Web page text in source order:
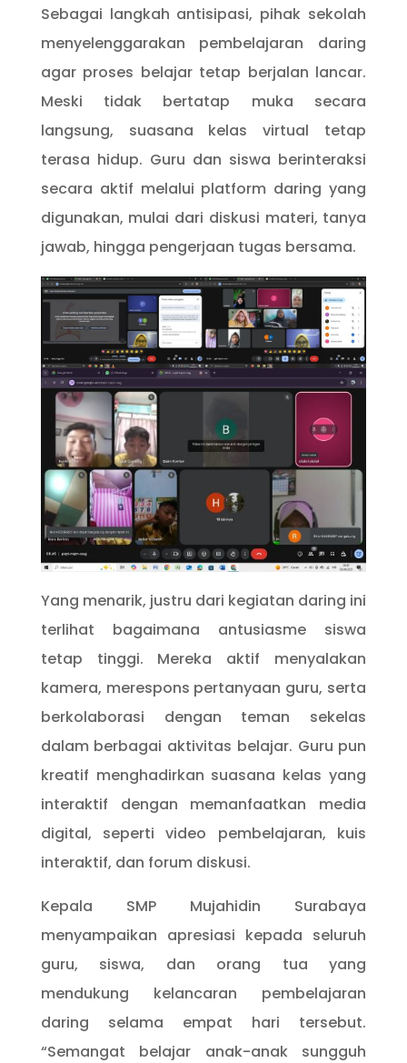
Sebagai langkah antisipasi, pihak sekolah
menyelenggarakan pembelajaran daring
agar proses belajar tetap berjalan lancar.
Meski tidak bertatap muka secara
langsung, suasana kelas virtual tetap
terasa hidup. Guru dan siswa berinteraksi
secara aktif melalui platform daring yang
digunakan, mulai dari diskusi materi, tanya
jawab, hingga pengerjaan tugas bersama.
Yang menarik, justru dari kegiatan daring ini
terlihat bagaimana antusiasme siswa
tetap tinggi. Mereka aktif menyalakan
kamera, merespons pertanyaan guru, serta
berkolaborasi dengan teman sekelas
dalam berbagai aktivitas belajar. Guru pun
kreatif menghadirkan suasana kelas yang
interaktif dengan memanfaatkan media
digital, seperti video pembelajaran, kuis
interaktif, dan forum diskusi.
Kepala SMP Mujahidin Surabaya
menyampaikan apresiasi kepada seluruh
guru, siswa, dan orang tua yang
mendukung kelancaran pembelajaran
daring selama empat hari tersebut.
“Semangat belajar anak-anak sungguh